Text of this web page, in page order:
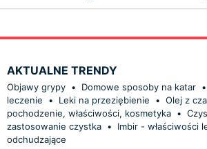
AKTUALNE TRENDY
Objawy grypy • Domowe sposoby na katar •
leczenie
• Leki na przeziębienie • Olej z
pochodzenie, właściwości, kosmetyka •
zastosowanie czystka •
Imbir - właściwości
odchudzające